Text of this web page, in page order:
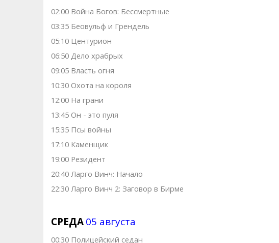
02:00 Война Богов: Бессмертные
03:35 Беовульф и Грендель
05:10 Центурион
06:50 Дело храбрых
09:05 Власть огня
10:30 Охота на короля
12:00 На грани
13:45 Он - это пуля
15:35 Псы войны
17:10 Каменщик
19:00 Резидент
20:40 Ларго Винч: Начало
22:30 Ларго Винч 2: Заговор в Бирме
СРЕДА05 августа
00:30 Полицейский седан